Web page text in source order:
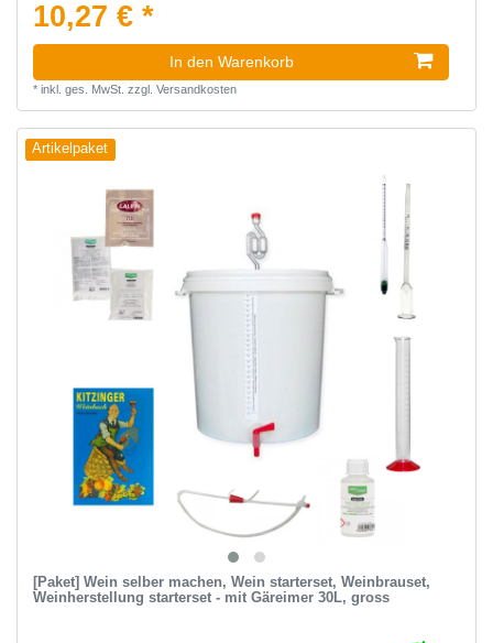
10,27 € *
In den Warenkorb
* inkl. ges. MwSt. zzgl. Versandkosten
Artikelpaket
[Paket] Wein selber machen, Wein starterset, Weinbrauset,
Weinherstellung starterset - mit Gäreimer 30L, gross